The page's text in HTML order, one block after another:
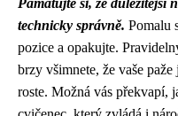
technicky správně. Pomalu
pozice a opakujte.
brzy všimnete, že vaše
roste. Možná vás překvapí,